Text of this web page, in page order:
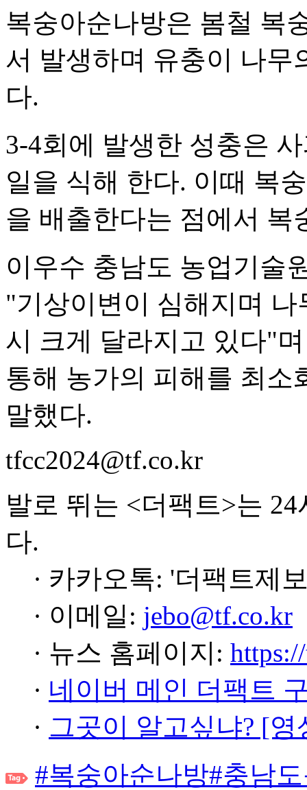
복숭아순나방은 봄철 복
서 발생하며 유충이 나무
다.
3-4회에 발생한 성충은
일을 식해 한다. 이때 복
을 배출한다는 점에서 복
이우수 충남도 농업기술
"기상이변이 심해지며
시 크게 달라지고 있다"
통해 농가의 피해를 최
말했다.
tfcc2024@tf.co.kr
발로 뛰는 <더팩트>는
다.
· 카카오톡: '더팩트제
· 이메일: jebo@tf.co.kr
· 뉴스 홈페이지:
· 네이버 메인 더팩트
· 그곳이 알고싶냐? [
#복숭아순나방#충남